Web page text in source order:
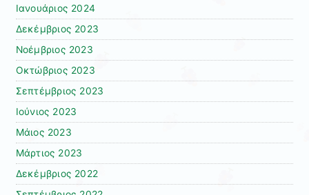
Ιανουάριος 2024
Δεκέμβριος 2023
Νοέμβριος 2023
Οκτώβριος 2023
Σεπτέμβριος 2023
Ιούνιος 2023
Μάιος 2023
Μάρτιος 2023
Δεκέμβριος 2022